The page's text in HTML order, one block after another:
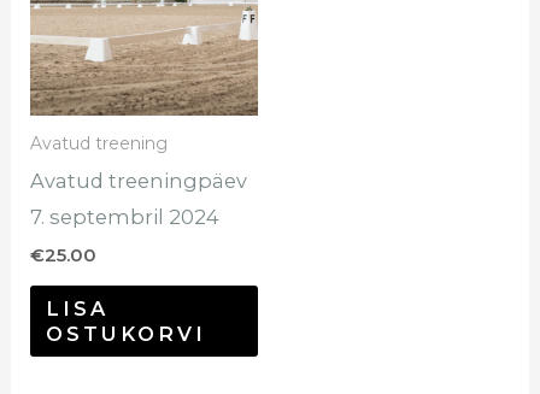
Avatud treening
Avatud treeningpäev
7. septembril 2024
€25.00
LISA
OSTUKORVI